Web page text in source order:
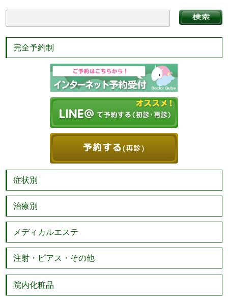
完全予約制
症状別
治療別
メディカルエステ
注射・ピアス・その他
院内化粧品